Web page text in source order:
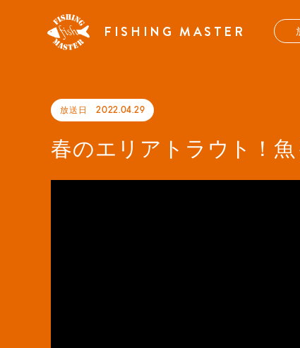
FISHING MASTER
放送日2022.04.29
春のエリアトラウト！